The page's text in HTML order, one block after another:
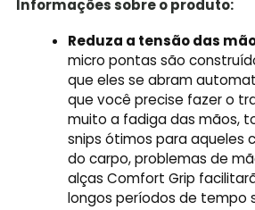
Informações sobre o produto:
Reduza a tensão das
micro pontas são
que eles se abram
que você precise fazer o
muito a fadiga das mãos,
snips ótimos para aqueles
do carpo, problemas de
alças Comfort Grip
longos períodos de tempo